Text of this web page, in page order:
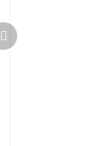
Další
produkt